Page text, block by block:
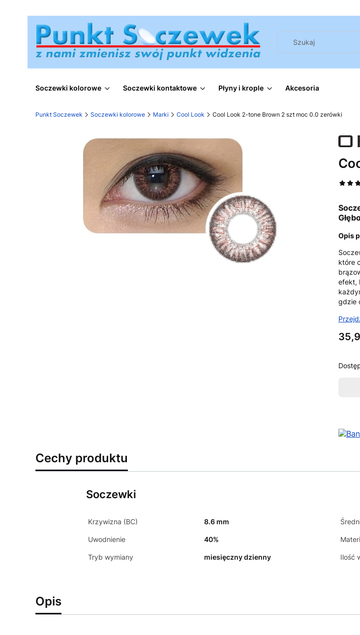
Soczewki kolorowe Soczewki kontaktowe Płyny i krople Akcesoria
Punkt Soczewek Soczewki kolorowe Marki Cool Look Cool Look 2-tone Brown 2 szt moc 0.0 zerówki
Opis
które
efekt,
gdzie
Cechy produktu
Soczewki
Krzywizna (BC) 8.6 mm
Uwodnienie 40%
Tryb wymiany miesięczny dzienny Ilość
Opis